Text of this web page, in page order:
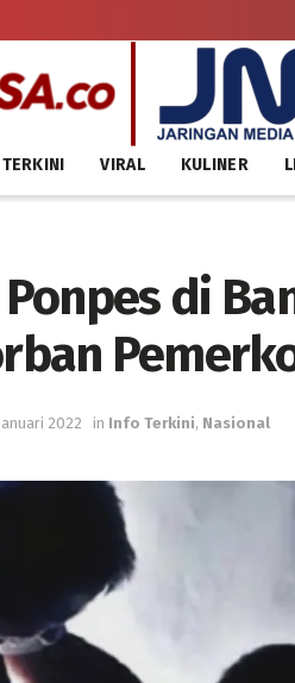
TERKINI VIRAL KULINER
di
2022 in Info Terkini, Nasional